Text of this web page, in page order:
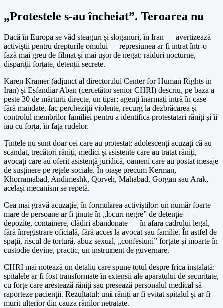
„Protestele s-au încheiat”. Teroarea nu
Dacă în Europa se văd steaguri și sloganuri, în Iran — avertizează
activiștii pentru drepturile omului — represiunea ar fi intrat într-o
fază mai greu de filmat și mai ușor de negat: raiduri nocturne,
dispariții forțate, detenții secrete.
Karen Kramer (adjunct al directorului Center for Human Rights in
Iran) și Esfandiar Aban (cercetător senior CHRI) descriu, pe baza a
peste 30 de mărturii directe, un tipar: agenți înarmați intră în case
fără mandate, fac percheziții violente, recurg la dezbrăcarea și
controlul membrilor familiei pentru a identifica protestatari răniți și îi
iau cu forța, în fața rudelor.
Țintele nu sunt doar cei care au protestat: adolescenți acuzați că au
scandat, trecători răniți, medici și asistente care au tratat răniți,
avocați care au oferit asistență juridică, oameni care au postat mesaje
de susținere pe rețele sociale. În orașe precum Kerman,
Khorramabad, Andimeshk, Qorveh, Mahabad, Gorgan sau Arak,
același mecanism se repetă.
Cea mai gravă acuzație, în formularea activiștilor: un număr foarte
mare de persoane ar fi ținute în „locuri negre” de detenție —
depozite, containere, clădiri abandonate — în afara cadrului legal,
fără înregistrare oficială, fără acces la avocat sau familie. În astfel de
spații, riscul de tortură, abuz sexual, „confesiuni” forțate și moarte în
custodie devine, practic, un instrument de guvernare.
CHRI mai notează un detaliu care spune totul despre frica instalată:
spitalele ar fi fost transformate în extensii ale aparatului de securitate,
cu forțe care arestează răniți sau presează personalul medical să
raporteze pacienții. Rezultatul: unii răniți ar fi evitat spitalul și ar fi
murit ulterior din cauza rănilor netratate.